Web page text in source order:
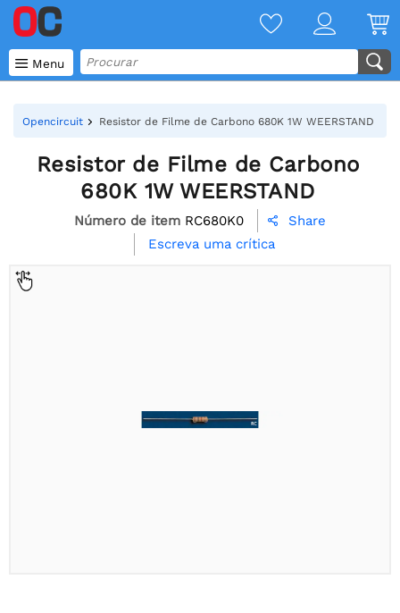
 Menu
Opencircuit Resistor de Filme de Carbono 680K 1W WEERSTAND
Resistor de Filme de Carbono
680K 1W WEERSTAND
Número de item RC680K0 
Share
Escreva uma crítica